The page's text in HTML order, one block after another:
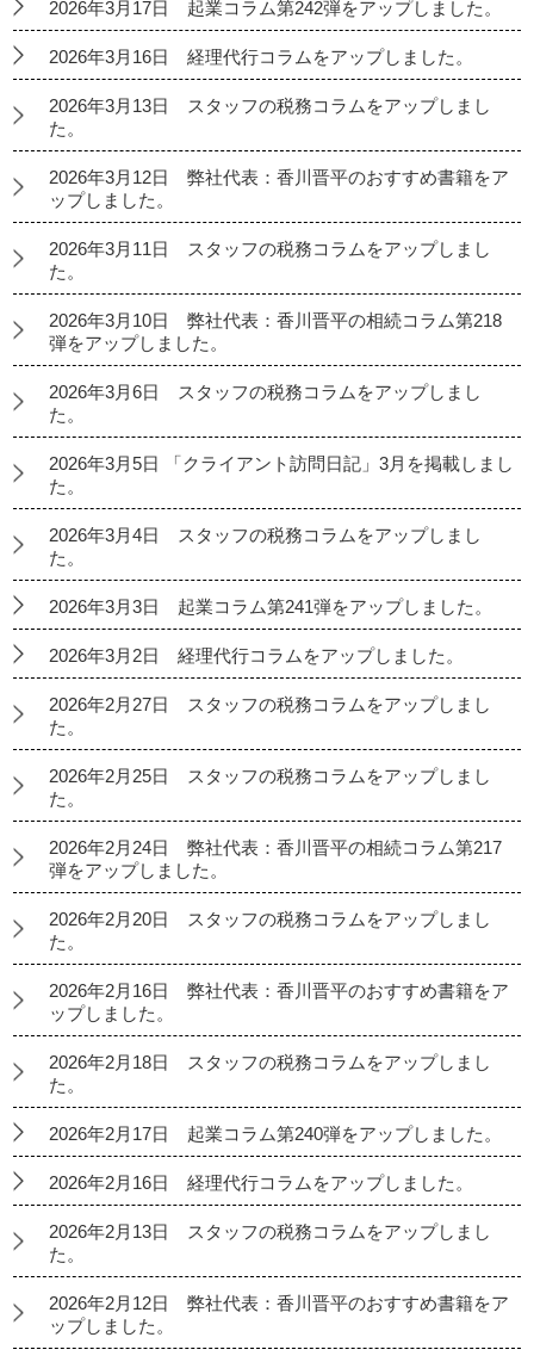
2026年3月17日 起業コラム第242弾をアップしました。
2026年3月16日 経理代行コラムをアップしました。
2026年3月13日 スタッフの税務コラムをアップしまし
た。
2026年3月12日 弊社代表：香川晋平のおすすめ書籍をア
ップしました。
2026年3月11日 スタッフの税務コラムをアップしまし
た。
2026年3月10日 弊社代表：香川晋平の相続コラム第218
弾をアップしました。
2026年3月6日 スタッフの税務コラムをアップしまし
た。
2026年3月5日 「クライアント訪問日記」3月を掲載しまし
た。
2026年3月4日 スタッフの税務コラムをアップしまし
た。
2026年3月3日 起業コラム第241弾をアップしました。
2026年3月2日 経理代行コラムをアップしました。
2026年2月27日 スタッフの税務コラムをアップしまし
た。
2026年2月25日 スタッフの税務コラムをアップしまし
た。
2026年2月24日 弊社代表：香川晋平の相続コラム第217
弾をアップしました。
2026年2月20日 スタッフの税務コラムをアップしまし
た。
2026年2月16日 弊社代表：香川晋平のおすすめ書籍をア
ップしました。
2026年2月18日 スタッフの税務コラムをアップしまし
た。
2026年2月17日 起業コラム第240弾をアップしました。
2026年2月16日 経理代行コラムをアップしました。
2026年2月13日 スタッフの税務コラムをアップしまし
た。
2026年2月12日 弊社代表：香川晋平のおすすめ書籍をア
ップしました。